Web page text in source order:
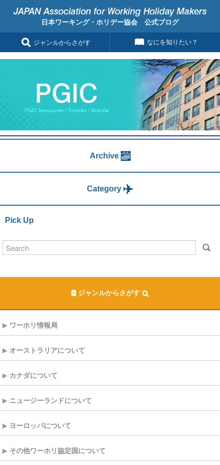
日本ワーキング・ホリデー協会 公式ブログ
ジャンルからさがす なにを知りたい？
Archive
Category
Pick Up
ジャンルからさがす
ワーホリ情報局
オーストラリアについて
カナダについて
ニュージーランドについて
ヨーロッパについて
その他ワーホリ協定国について